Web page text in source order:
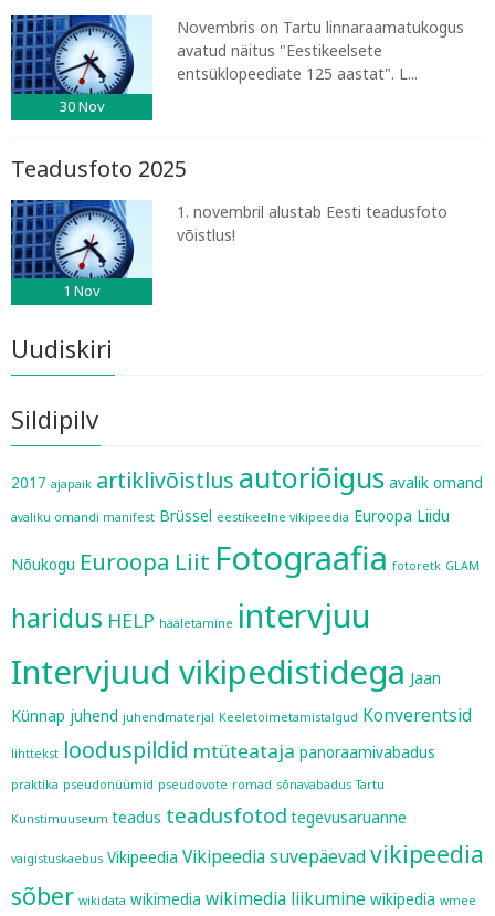
30Nov
Novembris on Tartu linnaraamatukogus
avatud näitus "Eestikeelsete
entsüklopeediate 125 aastat". L...
Teadusfoto 2025
1 Nov
1. novembril alustab Eesti teadusfoto
võistlus!
Uudiskiri
Sildipilv
2017 ajapaik artiklivõistlus autoriõigus avalik omand
avaliku omandi manifest Brüssel eestikeelne vikipeedia Euroopa Liidu
Nõukogu Euroopa Liit Fotograafia fotoretk GLAM
haridus HELP hääletamine intervjuu
Intervjuud vikipedistidega Jaan
Künnap juhend juhendmaterjal Keeletoimetamistalgud Konverentsid
lihttekst looduspildid mtüteataja panoraamivabadus
praktika pseudonüümid pseudovote romad sõnavabadus Tartu
Kunstimuuseum teadus teadusfotod tegevusaruanne
vaigistuskaebus Vikipeedia Vikipeedia suvepäevadvikipeedia
sõber wikidata wikimedia wikimedia liikumine wikipedia wmee